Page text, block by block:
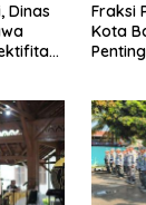
Dinas
Fraksi
Kota